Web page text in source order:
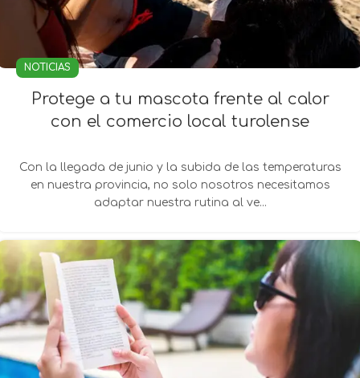
NOTICIAS
Protege a tu mascota frente al calor
con el comercio local turolense
Con la llegada de junio y la subida de las temperaturas
en nuestra provincia, no solo nosotros necesitamos
adaptar nuestra rutina al ve...